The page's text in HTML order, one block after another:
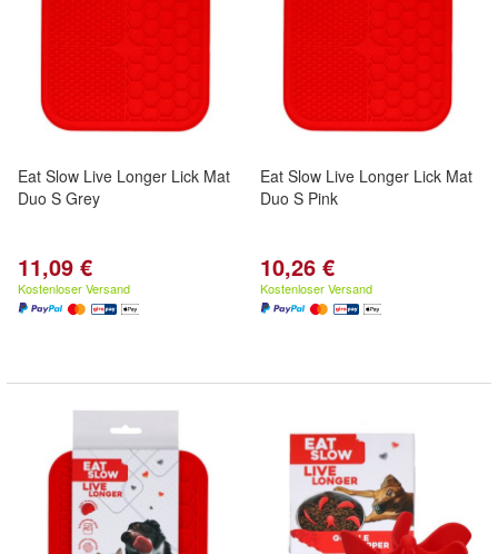
Eat Slow Live Longer Lick Mat
Duo S Grey
11,09 €
Kostenloser Versand
Eat Slow Live Longer Lick Mat
Duo S Pink
10,26 €
Kostenloser Versand